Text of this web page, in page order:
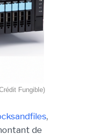
Fungible)
,
de